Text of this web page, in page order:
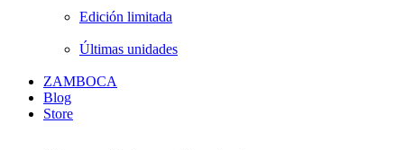
Edición limitada
Últimas unidades
ZAMBOCA
Blog
Store